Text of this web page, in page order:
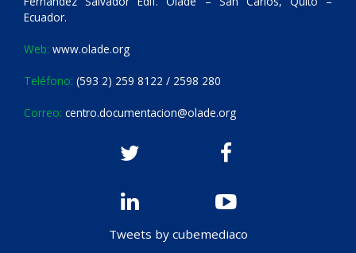
Ecuador.
Web: www.olade.org
Teléfono: (593 2) 259 8122 / 2598 280
Correo: centro.documentacion@olade.org
Tweets by cubemediaco